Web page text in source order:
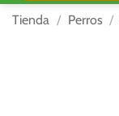
Tienda / Perros /